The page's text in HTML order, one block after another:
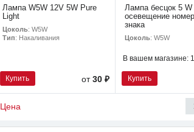
Лампа W5W 12V 5W Pure
Light
Цоколь: W5W
Тип: Накаливания
Купить от 30 ₽
Лампа бесцок 5 W
осевещение
знака
Цоколь: W5W
В вашем магазине:
Купить
Цена